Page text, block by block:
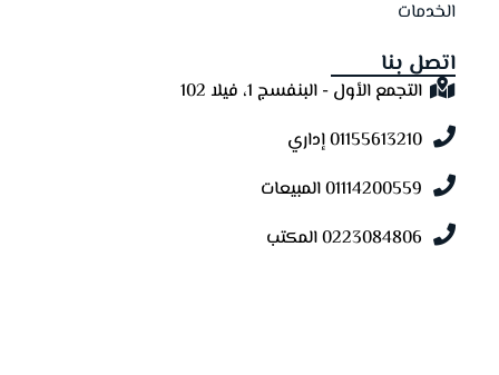
الخدمات
اتصل بنا
التجمع الأول - البنفسج 1، فيلا 102
01155613210 إداري
01114200559 المبيعات
0223084806 المكتب